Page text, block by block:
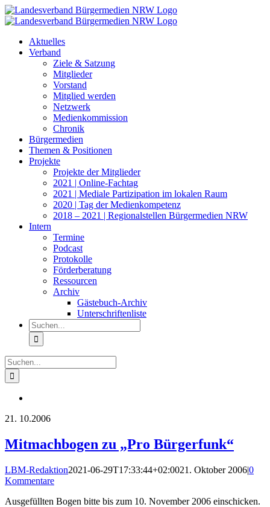
Zum
Inhalt
Aktuelles
Verband
Ziele & Satzung
Mitglieder
Vorstand
Mitglied werden
Netzwerk
Medienkommission
Chronik
Bürgermedien
Themen & Positionen
Projekte
Projekte der Mitglieder
2021 | Online-Fachtag
2021 | Mediale Partizipation im lokalen Raum
2020 | Tag der Medienkompetenz
2018 – 2021 | Regionalstellen Bürgermedien NRW
Intern
Termine
Podcast
Protokolle
Förderberatung
Ressourcen
Archiv
Gästebuch-Archiv
Unterschriftenliste
Suche
nach:
Suche
nach:
21. 10.2006
Mitmachbogen zu „Pro Bürgerfunk“
LBM-Redaktion2021-06-29T17:33:44+02:0021. Oktober 2006|0
Kommentare
Ausgefüllten Bogen bitte bis zum 10. November 2006 einschicken.